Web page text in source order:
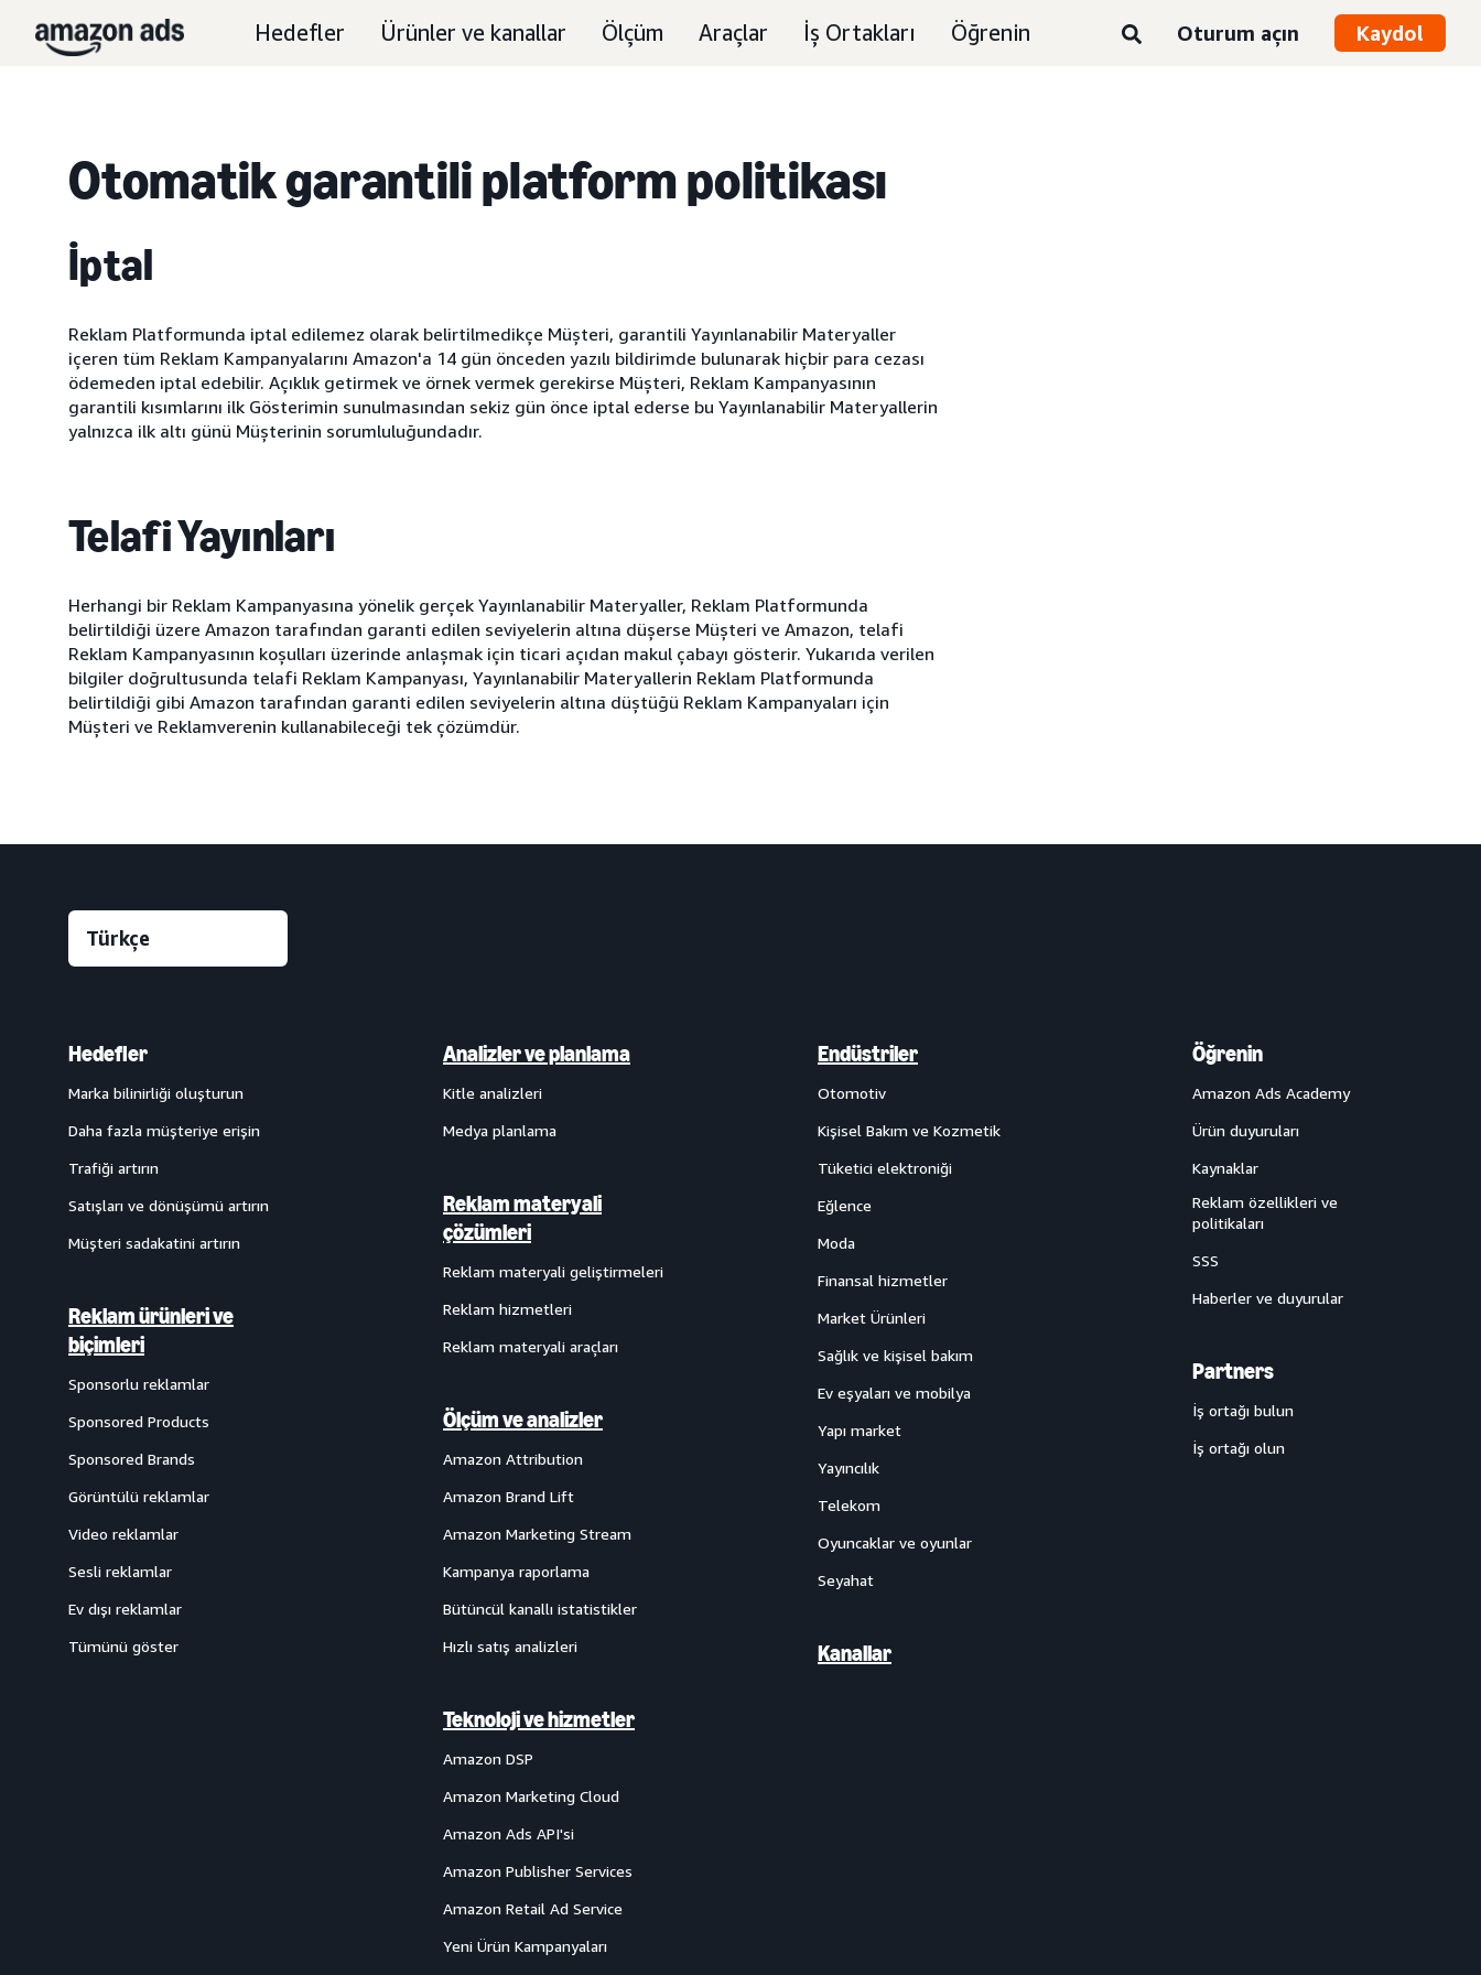
Hedefler Ürünler ve kanallar Ölçüm Araçlar İş Ortakları Öğrenin Oturum açın Kaydol
Otomatik garantili platform politikası
İptal
Reklam Platformunda iptal edilemez olarak belirtilmedikçe Müşteri, garantili Yayınlanabilir Materyaller
içeren tüm Reklam Kampanyalarını Amazon'a 14 gün önceden yazılı bildirimde bulunarak hiçbir para cezası
ödemeden iptal edebilir. Açıklık getirmek ve örnek vermek gerekirse Müşteri, Reklam Kampanyasının
garantili kısımlarını ilk Gösterimin sunulmasından sekiz gün önce iptal ederse bu Yayınlanabilir Materyallerin
yalnızca ilk altı günü Müşterinin sorumluluğundadır.
Telafi Yayınları
Herhangi bir Reklam Kampanyasına yönelik gerçek Yayınlanabilir Materyaller, Reklam Platformunda
belirtildiği üzere Amazon tarafından garanti edilen seviyelerin altına düşerse Müşteri ve Amazon, telafi
Reklam Kampanyasının koşulları üzerinde anlaşmak için ticari açıdan makul çabayı gösterir. Yukarıda verilen
bilgiler doğrultusunda telafi Reklam Kampanyası, Yayınlanabilir Materyallerin Reklam Platformunda
belirtildiği gibi Amazon tarafından garanti edilen seviyelerin altına düştüğü Reklam Kampanyaları için
Müşteri ve Reklamverenin kullanabileceği tek çözümdür.
Hedefler
Marka bilinirliği oluşturun
Daha fazla müşteriye erişin
Trafiği artırın
Satışları ve dönüşümü artırın
Müşteri sadakatini artırın
Reklam ürünleri ve
biçimleri
Sponsorlu reklamlar
Sponsored Products
Sponsored Brands
Görüntülü reklamlar
Video reklamlar
Sesli reklamlar
Ev dışı reklamlar
Tümünü göster
Analizler ve planlama
Kitle analizleri
Medya planlama
Reklam materyali
çözümleri
Reklam materyali geliştirmeleri
Reklam hizmetleri
Reklam materyali araçları
Ölçüm ve analizler
Amazon Attribution
Amazon Brand Lift
Amazon Marketing Stream
Kampanya raporlama
Bütüncül kanallı istatistikler
Hızlı satış analizleri
Teknoloji ve hizmetler
Amazon DSP
Amazon Marketing Cloud
Amazon Ads API'si
Amazon Publisher Services
Amazon Retail Ad Service
Yeni Ürün Kampanyaları
Endüstriler
Otomotiv
Kişisel Bakım ve Kozmetik
Tüketici elektroniği
Eğlence
Moda
Finansal hizmetler
Market Ürünleri
Sağlık ve kişisel bakım
Ev eşyaları ve mobilya
Yapı market
Yayıncılık
Telekom
Oyuncaklar ve oyunlar
Seyahat
Kanallar
Öğrenin
Amazon Ads Academy
Ürün duyuruları
Kaynaklar
Reklam özellikleri ve
politikaları
SSS
Haberler ve duyurular
Partners
İş ortağı bulun
İş ortağı olun